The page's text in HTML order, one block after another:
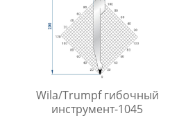
Wila/Trumpf гибочный
инструмент-1045